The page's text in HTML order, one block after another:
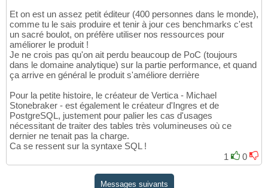
Et on est un assez petit éditeur (400 personnes dans le monde),
comme tu le sais produire et tenir à jour ces benchmarks c'est
un sacré boulot, on préfère utiliser nos ressources pour
améliorer le produit !
Je ne crois pas qu'on ait perdu beaucoup de PoC (toujours
dans le domaine analytique) sur la partie performance, et quand
ça arrive en général le produit s'améliore derrière
Pour la petite histoire, le créateur de Vertica - Michael
Stonebraker - est également le créateur d'Ingres et de
PostgreSQL, justement pour palier les cas d'usages
nécessitant de traiter des tables très volumineuses où ce
dernier ne tenait pas la charge.
Ca se ressent sur la syntaxe SQL !
1
0
Messages suivants